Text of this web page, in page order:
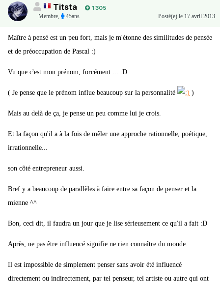
Titsta
1 305
Membre
45ans Posté(e) le 17 avril 2013
Maître à pensé est un peu fort, mais je m'étonne des similitudes de pensée
et de préoccupation de Pascal :)
Vu que c'est mon prénom, forcément ... :D
( Je pense que le prénom influe beaucoup sur la personnalité )
Mais au delà de ça, je pense un peu comme lui je crois.
Et la façon qu'il a à la fois de mêler une approche rationnelle, poétique,
irrationnelle...
son côté entrepreneur aussi.
Bref y a beaucoup de parallèles à faire entre sa façon de penser et la
mienne ^^
Bon, ceci dit, il faudra un jour que je lise sérieusement ce qu'il a fait :D
Après, ne pas être influencé signifie ne rien connaître du monde.
Il est impossible de simplement penser sans avoir été influencé
directement ou indirectement, par tel penseur, tel artiste ou autre qui ont